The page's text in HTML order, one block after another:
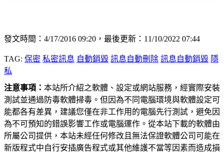
發文時間：4/17/2016 09:20，最後更新：11/10/2022 07:44
TAG: 保密 私密訊息 自動銷毀 訊息自動刪除 訊息自動銷毀 隱
私
注意事項： 本站所介紹之軟體、設定或網站服務，經實際安裝
測試並通過防毒軟體掃毒。但因為不同電腦環境與軟體設定可
能都各有差異，建議您僅在非工作用的電腦先行測試，避免因
為不可預知的錯誤影響工作或電腦運作。從本站下載的軟體由
所屬公司提供，本站未經任何修改且無法保證軟體公司可能在
新版程式中自行安插廣告程式或其他維護不當等因素而造成損